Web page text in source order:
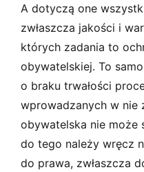
A dotyczą one
zwłaszcza jakości i
których zadania to
obywatelskiej. To
o braku trwałości
wprowadzanych w nie
obywatelska nie może
do tego należy wręcz
do prawa, zwłaszcza